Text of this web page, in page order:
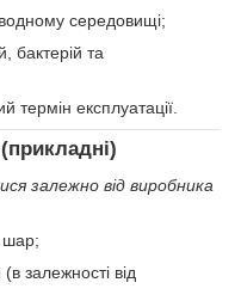
середовищі;
бактерій та
термін експлуатації.
залежно від виробника
шар;
залежності від